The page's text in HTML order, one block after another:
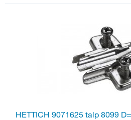
HETTICH 9071625 talp 8099